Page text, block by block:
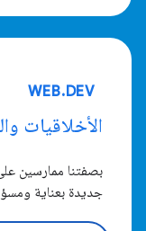
WEB.DEV
الأخلاقيات
بصفتنا ممارسين
جديدة بعناية